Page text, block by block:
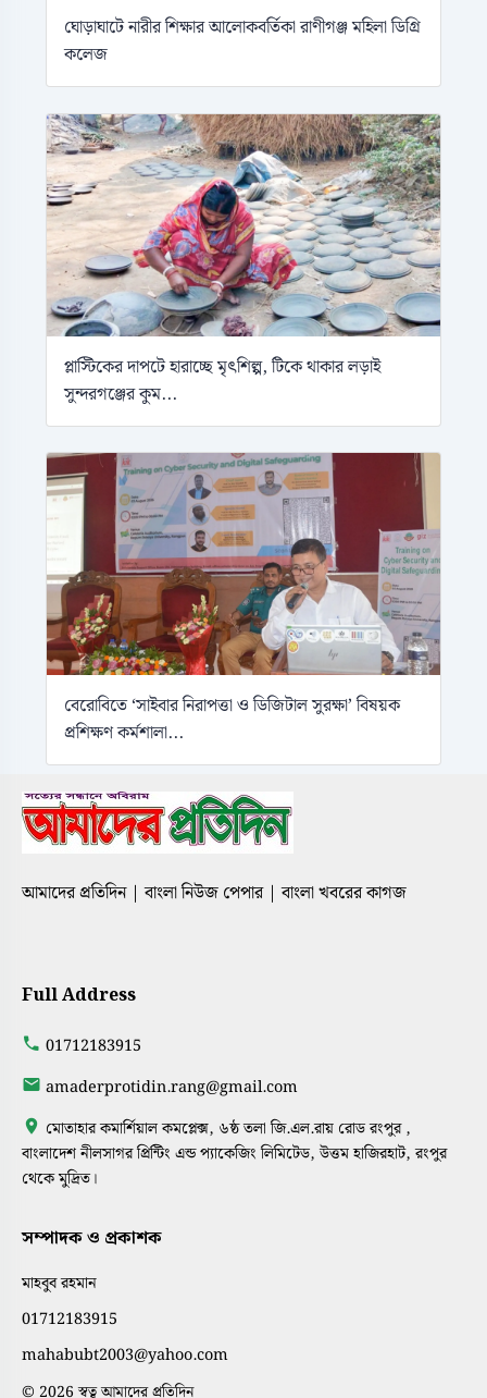
ঘোড়াঘাটে নারীর শিক্ষার আলোকবর্তিকা রাণীগঞ্জ মহিলা ডিগ্রি
কলেজ
প্লাস্টিকের দাপটে হারাচ্ছে মৃৎশিল্প, টিকে থাকার লড়াই
সুন্দরগঞ্জের কুম...
বেরোবিতে ‘সাইবার নিরাপত্তা ও ডিজিটাল সুরক্ষা’ বিষয়ক
প্রশিক্ষণ কর্মশালা...
আমাদের প্রতিদিন | বাংলা নিউজ পেপার | বাংলা খবরের কাগজ
Full Address
01712183915
amaderprotidin.rang@gmail.com
মোতাহার কমার্শিয়াল কমপ্লেক্স, ৬ষ্ঠ তলা জি.এল.রায় রোড রংপুর ,
বাংলাদেশ নীলসাগর প্রিন্টিং এন্ড প্যাকেজিং লিমিটেড, উত্তম হাজিরহাট, রংপুর
থেকে মুদ্রিত।
সম্পাদক ও প্রকাশক
মাহবুব রহমান
01712183915
mahabubt2003@yahoo.com
© 2026 স্বত্ব আমাদের প্রতিদিন